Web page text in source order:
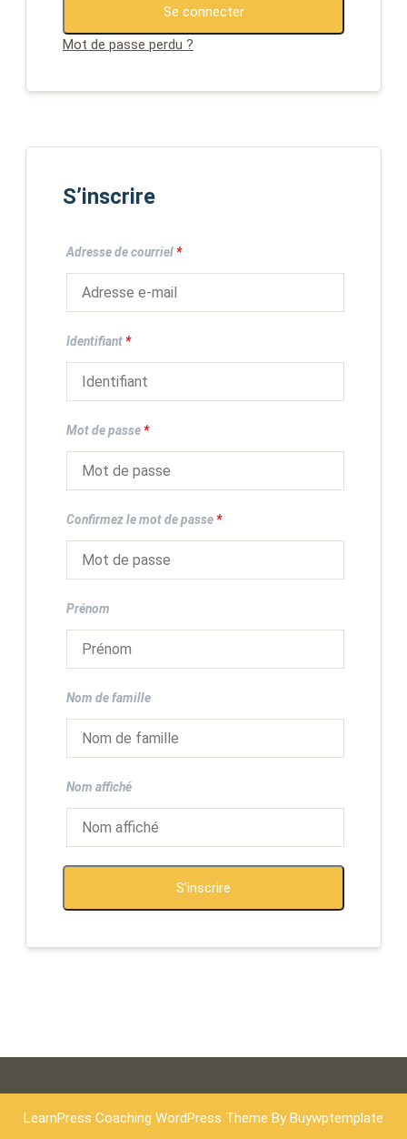
Se connecter
Mot de passe perdu ?
S’inscrire
Adresse de courriel*
Identifiant*
Mot de passe*
Confirmez le mot de passe*
Prénom
Nom de famille
Nom affiché
S’inscrire
LearnPress Coaching WordPress Theme By Buywptemplate